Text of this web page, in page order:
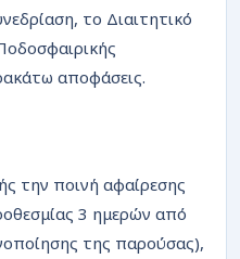
το Διαιτητικό
αποφάσεις.
την ποινή αφαίρεσης
3 ημερών από
της παρούσας),